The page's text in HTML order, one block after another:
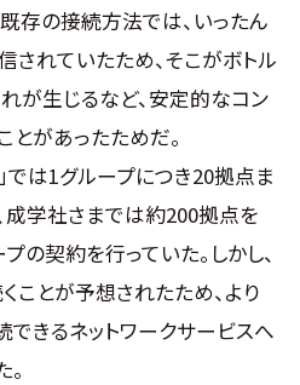
存の接続方法では、いったん
れていたため、そこがボトル
が生じるなど、安定的なコン
があったためだ。
」では1グループにつき20拠点ま
成学社さまでは約200拠点を
の契約を行っていた。しかし、
とが予想されたため、より
きるネットワークサービスへ